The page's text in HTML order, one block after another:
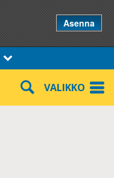
Asenna
VALIKKO